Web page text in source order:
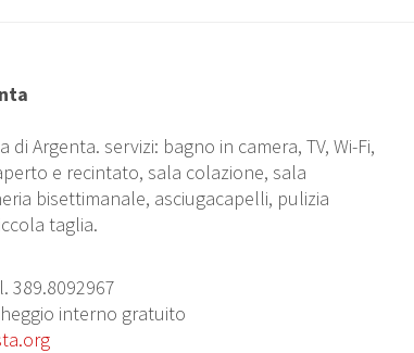
Argenta. servizi: bagno in camera, TV, Wi-Fi,
e recintato, sala colazione, sala
bisettimanale, asciugacapelli, pulizia
taglia.
389.8092967
interno gratuito